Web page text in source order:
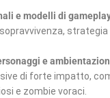
e modelli di
strategia
e
di forte impatto,
e zombie voraci.